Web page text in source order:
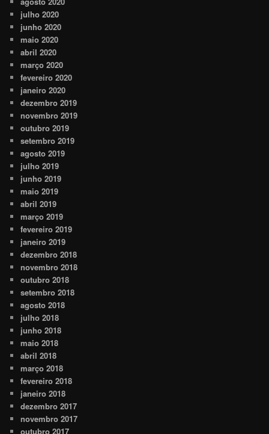
julho 2020
junho 2020
maio 2020
abril 2020
março 2020
fevereiro 2020
janeiro 2020
dezembro 2019
novembro 2019
outubro 2019
setembro 2019
agosto 2019
julho 2019
junho 2019
maio 2019
abril 2019
março 2019
fevereiro 2019
janeiro 2019
dezembro 2018
novembro 2018
outubro 2018
setembro 2018
agosto 2018
julho 2018
junho 2018
maio 2018
abril 2018
março 2018
fevereiro 2018
janeiro 2018
dezembro 2017
novembro 2017
outubro 2017